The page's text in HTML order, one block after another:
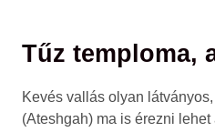
Tűz temploma,
Kevés vallás olyan
(Ateshgah) ma is érezni